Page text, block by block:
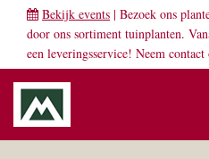
Bekijk events | Bezoek ons
door ons sortiment tuinplanten.
een leveringsservice! Neem contact